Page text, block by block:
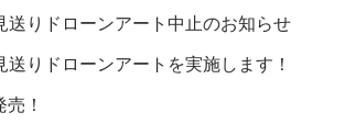
送りドローンアート中止のお知らせ
送りドローンアートを実施します！
！